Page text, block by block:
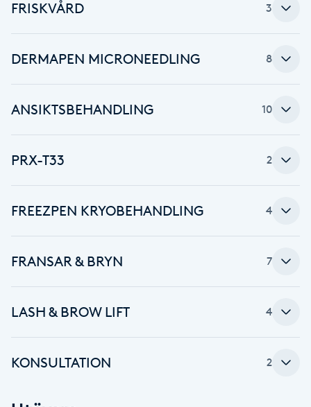
Balayage
Bambumassage
BIAB
Blowout
Brynformning
FRISKVÅRD 3
DERMAPEN MICRONEEDLING 8
ANSIKTSBEHANDLING 10
PRX-T33 2
FREEZPEN KRYOBEHANDLING 4
FRANSAR & BRYN 7
LASH & BROW LIFT 4
KONSULTATION 2